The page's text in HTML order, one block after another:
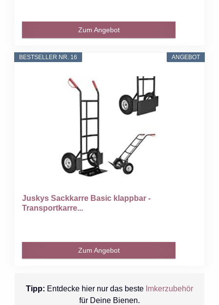
Zum Angebot
ANGEBOT
BESTSELLER NR. 16
Juskys Sackkarre Basic klappbar -
Transportkarre...
Zum Angebot
Tipp: Entdecke hier nur das beste Imkerzubehör
für Deine Bienen.